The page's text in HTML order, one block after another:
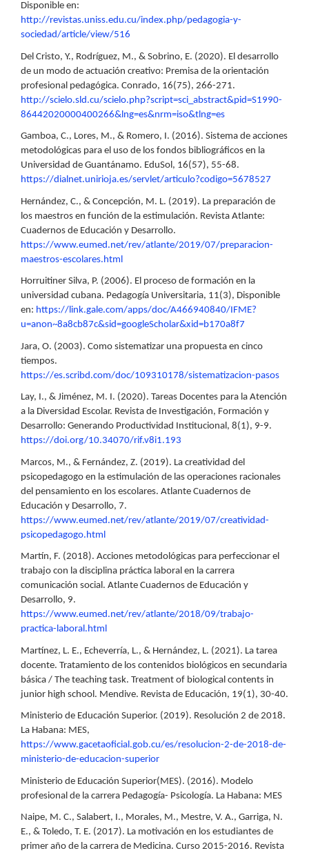
Disponible en:
http://revistas.uniss.edu.cu/index.php/pedagogia-y-
sociedad/article/view/516
Del Cristo, Y., Rodríguez, M., & Sobrino, E. (2020). El desarrollo
de un modo de actuación creativo: Premisa de la orientación
profesional pedagógica. Conrado, 16(75), 266-271.
http://scielo.sld.cu/scielo.php?script=sci_abstract&pid=S1990-
86442020000400266&lng=es&nrm=iso&tlng=es
Gamboa, C., Lores, M., & Romero, I. (2016). Sistema de acciones
metodológicas para el uso de los fondos bibliográficos en la
Universidad de Guantánamo. EduSol, 16(57), 55-68.
https://dialnet.unirioja.es/servlet/articulo?codigo=5678527
Hernández, C., & Concepción, M. L. (2019). La preparación de
los maestros en función de la estimulación. Revista Atlante:
Cuadernos de Educación y Desarrollo.
https://www.eumed.net/rev/atlante/2019/07/preparacion-
maestros-escolares.html
Horruitiner Silva, P. (2006). El proceso de formación en la
universidad cubana. Pedagogía Universitaria, 11(3), Disponible
en: https://link.gale.com/apps/doc/A466940840/IFME?
u=anon~8a8cb87c&sid=googleScholar&xid=b170a8f7
Jara, O. (2003). Como sistematizar una propuesta en cinco
tiempos.
https://es.scribd.com/doc/109310178/sistematizacion-pasos
Lay, I., & Jiménez, M. I. (2020). Tareas Docentes para la Atención
a la Diversidad Escolar. Revista de Investigación, Formación y
Desarrollo: Generando Productividad Institucional, 8(1), 9-9.
https://doi.org/10.34070/rif.v8i1.193
Marcos, M., & Fernández, Z. (2019). La creatividad del
psicopedagogo en la estimulación de las operaciones racionales
del pensamiento en los escolares. Atlante Cuadernos de
Educación y Desarrollo, 7.
https://www.eumed.net/rev/atlante/2019/07/creatividad-
psicopedagogo.html
Martín, F. (2018). Acciones metodológicas para perfeccionar el
trabajo con la disciplina práctica laboral en la carrera
comunicación social. Atlante Cuadernos de Educación y
Desarrollo, 9.
https://www.eumed.net/rev/atlante/2018/09/trabajo-
practica-laboral.html
Martínez, L. E., Echeverría, L., & Hernández, L. (2021). La tarea
docente. Tratamiento de los contenidos biológicos en secundaria
básica / The teaching task. Treatment of biological contents in
junior high school. Mendive. Revista de Educación, 19(1), 30-40.
Ministerio de Educación Superior. (2019). Resolución 2 de 2018.
La Habana: MES,
https://www.gacetaoficial.gob.cu/es/resolucion-2-de-2018-de-
ministerio-de-educacion-superior
Ministerio de Educación Superior(MES). (2016). Modelo
profesional de la carrera Pedagogía- Psicología. La Habana: MES
Naipe, M. C., Salabert, I., Morales, M., Mestre, V. A., Garriga, N.
E., & Toledo, T. E. (2017). La motivación en los estudiantes de
primer año de la carrera de Medicina. Curso 2015-2016. Revista